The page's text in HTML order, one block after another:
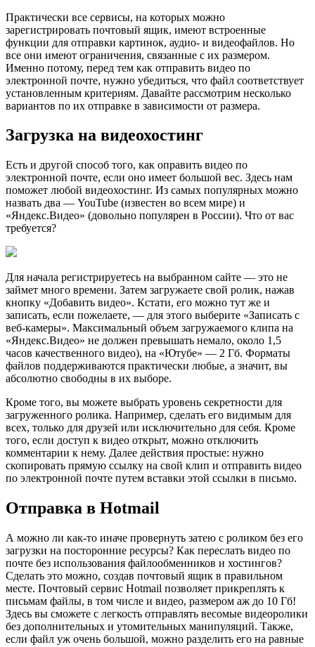
Практически все сервисы, на которых можно
зарегистрировать почтовый ящик, имеют встроенные
функции для отправки картинок, аудио- и видеофайлов. Но
все они имеют ограничения, связанные с их размером.
Именно потому, перед тем как отправить видео по
электронной почте, нужно убедиться, что файл соответствует
установленным критериям. Давайте рассмотрим несколько
вариантов по их отправке в зависимости от размера.
Загрузка на видеохостинг
Есть и другой способ того, как оправить видео по
электронной почте, если оно имеет большой вес. Здесь нам
поможет любой видеохостинг. Из самых популярных можно
назвать два — YouTube (известен во всем мире) и
«Яндекс.Видео» (довольно популярен в России). Что от вас
требуется?
Для начала регистрируетесь на выбранном сайте — это не
займет много времени. Затем загружаете свой ролик, нажав
кнопку «Добавить видео». Кстати, его можно тут же и
записать, если пожелаете, — для этого выберите «Записать с
веб-камеры». Максимальный объем загружаемого клипа на
«Яндекс.Видео» не должен превышать немало, около 1,5
часов качественного видео), на «Ютубе» — 2 Гб. Форматы
файлов поддерживаются практически любые, а значит, вы
абсолютно свободны в их выборе.
Кроме того, вы можете выбрать уровень секретности для
загруженного ролика. Например, сделать его видимым для
всех, только для друзей или исключительно для себя. Кроме
того, если доступ к видео открыт, можно отключить
комментарии к нему. Далее действия простые: нужно
скопировать прямую ссылку на свой клип и отправить видео
по электронной почте путем вставки этой ссылки в письмо.
Отправка в Hotmail
А можно ли как-то иначе провернуть затею с роликом без его
загрузки на посторонние ресурсы? Как переслать видео по
почте без использования файлообменников и хостингов?
Сделать это можно, создав почтовый ящик в правильном
месте. Почтовый сервис Hotmail позволяет прикреплять к
письмам файлы, в том числе и видео, размером аж до 10 Гб!
Здесь вы сможете с легкость отправлять весомые видеоролики
без дополнительных и утомительных манипуляций. Также,
если файл уж очень большой, можно разделить его на равные